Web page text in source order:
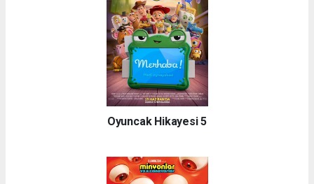
Oyuncak Hikayesi 5